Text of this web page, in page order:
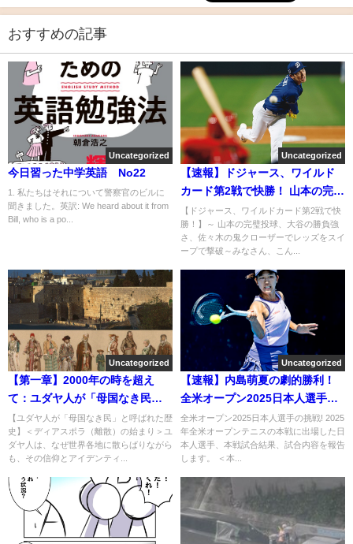
おすすめの記事
Uncategorized
今日習った中学英語 No22
1. 私たちはそれについて警察官のビルに
聞きました。英訳: We heard about it from
Bill, who is a po...
Uncategorized
【速報】ドジャース、ワイルド
カード第2戦で快勝！ 山本の完璧
投球、大谷の勝負強さ、佐々木
の鬼クローザーでレッズをスイ
ープで撃破
【ドジャース、ワイルドカード第2戦で快
勝！】～ 山本の完璧投球、大谷の勝負強
さ、佐々木の鬼クローザーでレッズをスイ
ープで撃破～みなさん、こん...
Uncategorized
【第一章】2000年の時を超え
て：ユダヤ人が「母国なき民」
と呼ばれた歴史の全貌
【ユダヤ人が「母国なき民」と呼ばれた歴
史】＜ディアスポラ（離散）の始まり＞ユ
ダヤ人は、なぜ世界各地に散らばりながら
も、その信仰とアイデンティ...
Uncategorized
【速報】内島萌夏の劇的勝利！
全米オープン2025日本人選手の
挑戦!
全米オープン2025日本人選手の挑戦! 2025
年全米オープンテニスの本戦に出場した日
本人選手、本戦試合結果、試合内容を報告
します。 ＜本...